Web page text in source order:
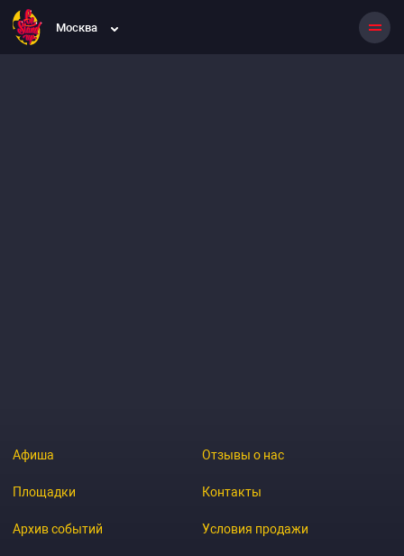
Москва
Афиша
Площадки
Архив событий
Отзывы о нас
Контакты
Условия продажи